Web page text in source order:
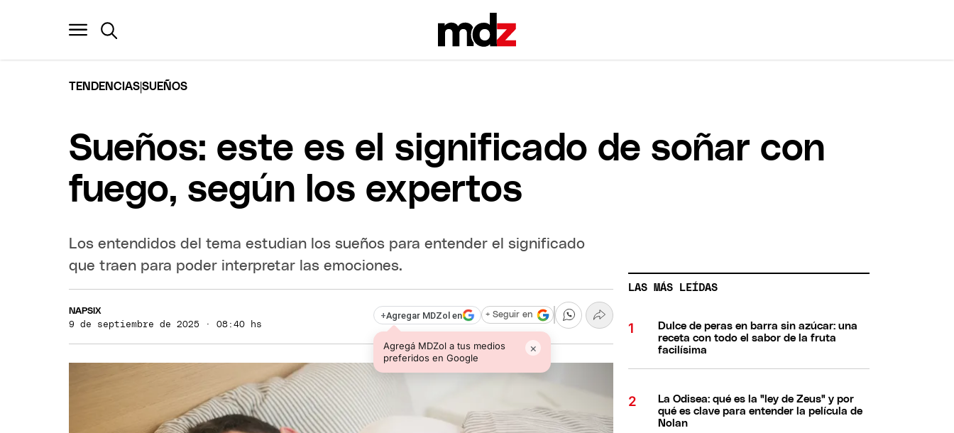
TENDENCIAS|SUEÑOS
Sueños: este es el significado de soñar con
fuego, según los expertos
Los entendidos del tema estudian los sueños para entender el significado
que traen para poder interpretar las emociones.
NAPSIX
9 de septiembre de 2025 · 08:40 hs
+Agregar MDZol en
Agregá MDZol a tus medios
preferidos en Google
×
+ Seguir en
LAS MÁS LEÍDAS
Dulce de peras en barra sin azúcar: una
receta con todo el sabor de la fruta
facilísima
La Odisea: qué es la "ley de Zeus" y por
qué es clave para entender la película de
Nolan